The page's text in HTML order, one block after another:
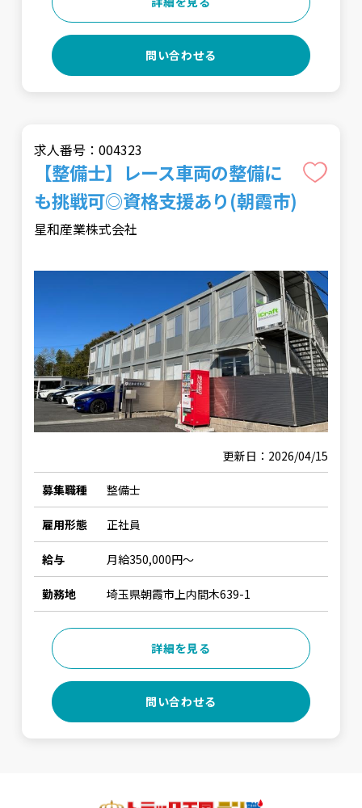
問い合わせる
求人番号：004323
【整備士】レース車両の整備に
も挑戦可◎資格支援あり(朝霞市)
星和産業株式会社
更新日：2026/04/15
募集職種 整備士
雇用形態 正社員
給与 月給350,000円〜
勤務地 埼玉県朝霞市上内間木639-1
詳細を見る
問い合わせる